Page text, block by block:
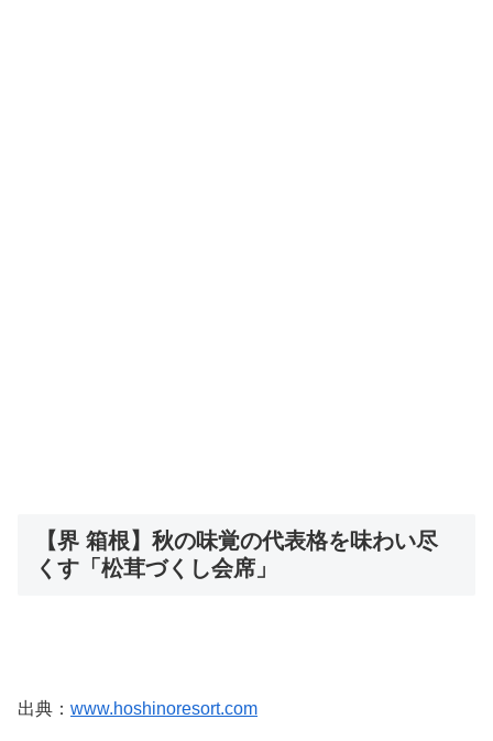
【界 箱根】秋の味覚の代表格を味わい尽
くす「松茸づくし会席」
出典： www.hoshinoresort.com